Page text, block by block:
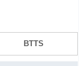
BTTS